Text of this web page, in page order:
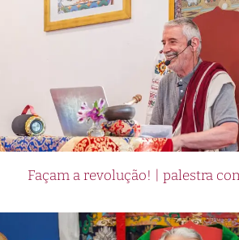
Façam a revolução! | palestra